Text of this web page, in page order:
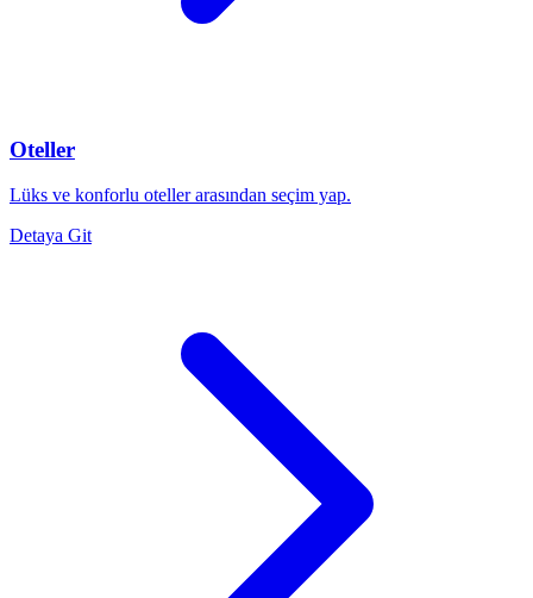
Oteller
Lüks ve konforlu oteller arasından seçim yap.
Detaya Git